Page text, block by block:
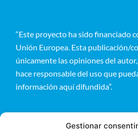
Gestionar
“Este proyecto ha sido financiado
Unión Europea. Esta publicación/
únicamente las opiniones del
hace responsable del uso que
información aquí difundida”.